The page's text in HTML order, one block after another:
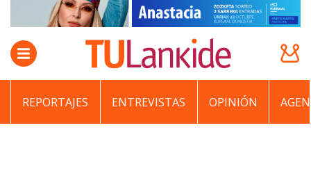
REPORTAJES ENTREVISTAS OPINIÓN